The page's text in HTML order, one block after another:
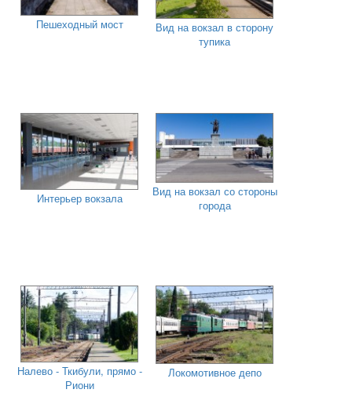
Пешеходный мост
Вид на вокзал в сторону
тупика
Интерьер вокзала
Вид на вокзал со стороны
города
Налево - Ткибули, прямо -
Риони
Локомотивное депо